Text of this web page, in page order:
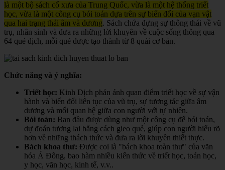
là một bộ sách cổ xưa của Trung Quốc, vừa là một hệ thống triết
học, vừa là một công cụ bói toán dựa trên sự biến đổi của vạn vật
qua hai trạng thái âm và dương. Sách chứa đựng sự thông thái về vũ
trụ, nhân sinh và đưa ra những lời khuyên về cuộc sống thông qua
64 quẻ dịch, mỗi quẻ được tạo thành từ 8 quái cơ bản.
Chức năng và ý nghĩa:
Triết học: Kinh Dịch phản ánh quan điểm triết học về sự vận
hành và biến đổi liên tục của vũ trụ, sự tương tác giữa âm
dương và mối quan hệ giữa con người với tự nhiên.
Bói toán: Ban đầu được dùng như một công cụ để bói toán,
dự đoán tương lai bằng cách gieo quẻ, giúp con người hiểu rõ
hơn về những thách thức và đưa ra lời khuyên thiết thực.
Bách khoa thư: Được coi là "bách khoa toàn thư" của văn
hóa Á Đông, bao hàm nhiều kiến thức về triết học, toán học,
y học, văn học, kinh tế, v.v..